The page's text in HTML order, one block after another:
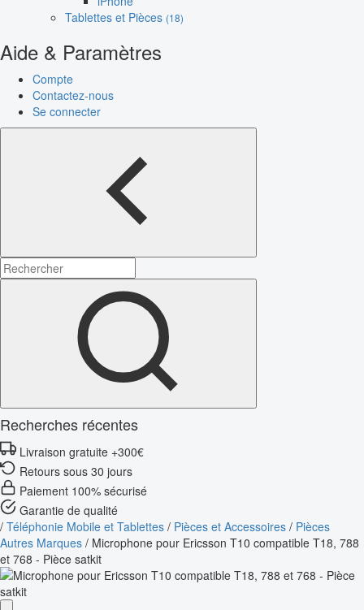
Tablettes et Pièces (18)
Aide & Paramètres
Compte
Contactez-nous
Se connecter
Recherches récentes
Livraison gratuite +300€
Retours sous 30 jours
Paiement 100% sécurisé
Garantie de qualité
/ Téléphonie Mobile et Tablettes / Pièces et Accessoires / Pièces
Autres Marques / Microphone pour Ericsson T10 compatible T18, 788
et 768 - Pièce satkit